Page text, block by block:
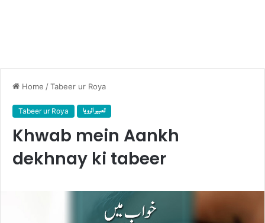
Home /Tabeer ur Roya
Tabeer ur Roya تعبیر الرویا
Khwab mein Aankh
dekhnay ki tabeer